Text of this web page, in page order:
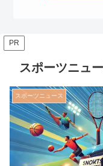
PR
スポーツニュ
スポーツニュース